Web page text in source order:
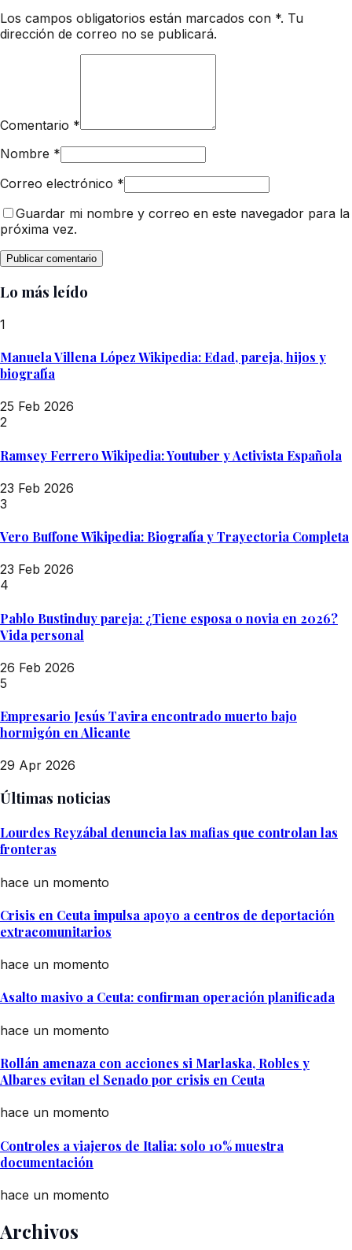
Los campos obligatorios están marcados con *. Tu
dirección de correo no se publicará.
Comentario *
Nombre *
Correo electrónico *
Guardar mi nombre y correo en este navegador para la
próxima vez.
Lo más leído
1
Manuela Villena López Wikipedia: Edad, pareja, hijos y
biografía
25 Feb 2026
2
Ramsey Ferrero Wikipedia: Youtuber y Activista Española
23 Feb 2026
3
Vero Buffone Wikipedia: Biografía y Trayectoria Completa
23 Feb 2026
4
Pablo Bustinduy pareja: ¿Tiene esposa o novia en 2026?
Vida personal
26 Feb 2026
5
Empresario Jesús Tavira encontrado muerto bajo
hormigón en Alicante
29 Apr 2026
Últimas noticias
Lourdes Reyzábal denuncia las mafias que controlan las
fronteras
hace un momento
Crisis en Ceuta impulsa apoyo a centros de deportación
extracomunitarios
hace un momento
Asalto masivo a Ceuta: confirman operación planificada
hace un momento
Rollán amenaza con acciones si Marlaska, Robles y
Albares evitan el Senado por crisis en Ceuta
hace un momento
Controles a viajeros de Italia: solo 10% muestra
documentación
hace un momento
Archivos